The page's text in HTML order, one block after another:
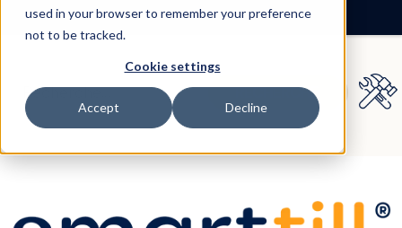
used in your browser to remember your preference
not to be tracked.
Cookie settings
Accept Decline